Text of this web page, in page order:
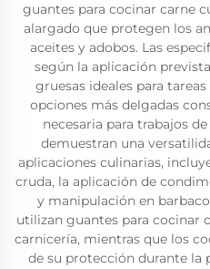
guantes para cocinar carne
alargado que protegen los
aceites y adobos. Las
según la aplicación
gruesas ideales para
opciones más delgadas
necesaria para trabajos
demuestran una
aplicaciones culinarias,
cruda, la aplicación de
y manipulación en
utilizan guantes para cocinar
carnicería, mientras que los
de su protección durante la